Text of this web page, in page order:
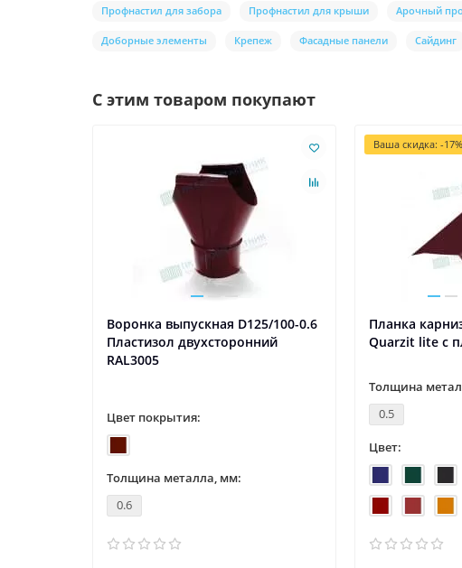
Профнастил для забора Профнастил для крыши Арочный
Доборные элементы Крепеж Фасадные панели Сайдинг
С этим товаром покупают
Воронка выпускная D125/100-0.6
Пластизол двухсторонний
RAL3005
Цвет покрытия:
Толщина металла, мм:
0.6
Ваша скидка: -17%
Планка
Quarzit lite с
Толщина
0.5
Цвет: